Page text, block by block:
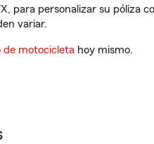
para personalizar su
variar.
de motocicleta hoy mismo.